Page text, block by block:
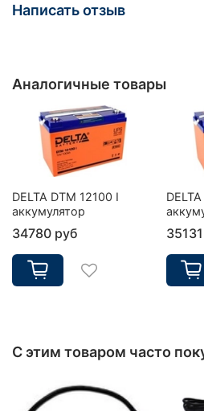
Написать отзыв
Аналогичные товары
DELTA DTM 12100 I
аккумулятор
34780 руб
С этим товаром часто